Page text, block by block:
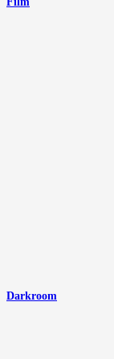
Darkroom